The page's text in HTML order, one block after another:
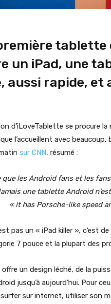
tablette
un iPad, une
aussi rapide, et
d’iLoveTablette se procure
l’accueillent avec beaucoup,
sur CNN, résumé :
que les Android fans et les
une tablette Android
« it has Porsche-like speed
pas un « iPad killer », c’est
7 pouce et la plupart des
un design léché, de la
jusqu’à aujourd’hui. Pour
sur internet, utiliser son